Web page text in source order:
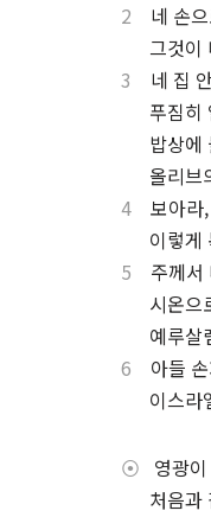
2 네 손으
그것이
3 네 집
푸짐히
밥상에
올리브
4 보아라,
이렇게
5 주께서
시온으
예루살
6 아들 손
이스라
⦿ 영광
처음과